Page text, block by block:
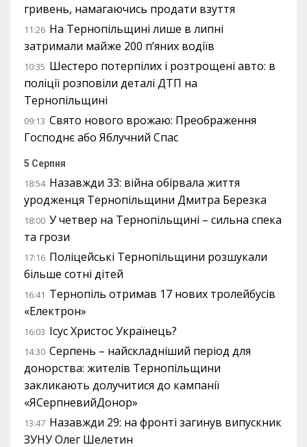
гривень, намагаючись продати взуття
11:26 На Тернопільщині лише в липні
затримали майже 200 п’яних водіїв
10:35 Шестеро потерпілих і розтрощені авто: в
поліції розповіли деталі ДТП на
Тернопільщині
09:13 Свято нового врожаю: Преображення
Господнє або Яблучний Спас
5 Серпня
18:54 Назавжди 33: війна обірвала життя
уродженця Тернопільщини Дмитра Березка
18:00 У четвер на Тернопільщині – сильна спека
та грози
17:16 Поліцейські Тернопільщини розшукали
більше сотні дітей
16:41 Тернопіль отримав 17 нових тролейбусів
«Електрон»
16:03 Ісус Христос Українець?
14:30 Серпень – найскладніший період для
донорства: жителів Тернопільщини
закликають долучитися до кампанії
«ЯСерпневийДонор»
13:47 Назавжди 29: на фронті загинув випускник
ЗУНУ Олег Шелетин